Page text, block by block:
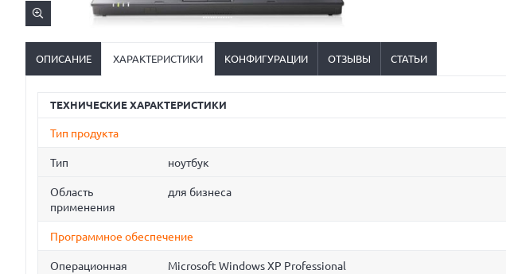
ОПИСАНИЕ ХАРАКТЕРИСТИКИ КОНФИГУРАЦИИ ОТЗЫВЫ СТАТЬИ
ТЕХНИЧЕСКИЕ ХАРАКТЕРИСТИКИ
Тип продукта
Тип ноутбук
Область
применения
для бизнеса
Программное обеспечение
Операционная
Microsoft Windows XP Professional